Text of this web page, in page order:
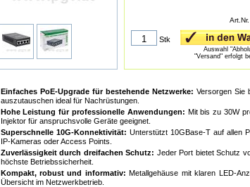
Stk
Auswahl
"Versand" erfolgt
Einfaches PoE-Upgrade für bestehende Netzwerke: Versorgen Sie
auszutauschen ideal für Nachrüstungen.
Hohe Leistung für professionelle Anwendungen: Mit bis zu 30W
Injektor für anspruchsvolle Geräte geeignet.
Superschnelle 10G-Konnektivität: Unterstützt 10GBase-T auf allen
IP-Kameras oder Access Points.
Zuverlässigkeit durch dreifachen Schutz: Jeder Port bietet Schutz
höchste Betriebssicherheit.
Kompakt, robust und informativ: Metallgehäuse mit klaren LED-
Übersicht im Netzwerkbetrieb.